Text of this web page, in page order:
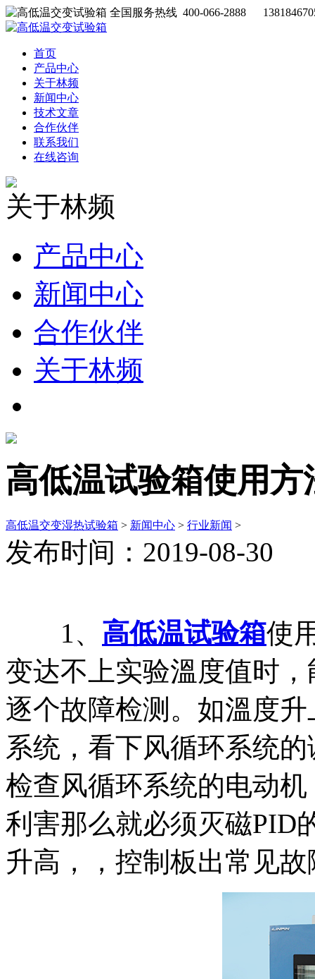
全国服务热线 400-066-2888
首页
产品中心
关于林频
新闻中心
技术文章
合作伙伴
联系我们
在线咨询
关于林频
产品中心
新闻中心
合作伙伴
关于林频
高低温试验箱使用方
高低温交变湿热试验箱 > 新闻中心 > 行业新闻 >
发布时间：2019-08-30
1、 高低温试验箱使
变达不上实验溫度值时
逐个故障检测。如溫度
系统，看下风循环系统
检查风循环系统的电动
利害那么就必须灭磁PID
升高，，控制板出常见